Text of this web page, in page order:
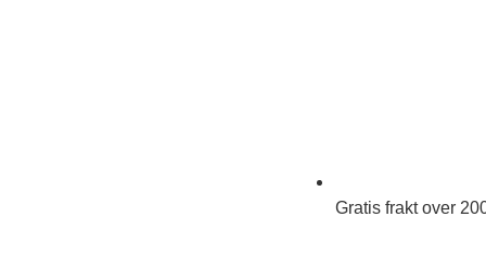
Gratis frakt over